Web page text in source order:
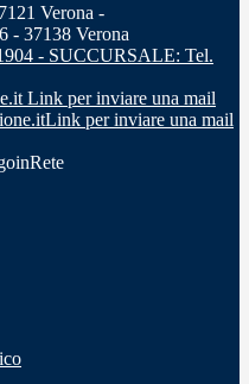
Verona -
- 37138 Verona
- SUCCURSALE: Tel.
Link per inviare una mail
Link per inviare una mail